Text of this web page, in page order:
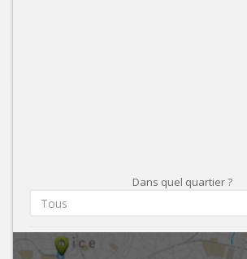
Dans quel quartier ?
Tous